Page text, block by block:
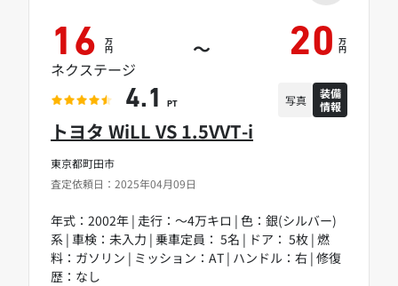
東京都町田市
査定依頼日：2025年04月09日
トヨタ WiLL VS 1.5VVT-i
年式：2002年 | 走行：～4万キロ | 色：銀(シルバー)
系 | 車検：未入力 | 乗車定員： 5名 | ドア： 5枚 | 燃
料：ガソリン | ミッション：AT | ハンドル：右 | 修復
歴：なし
16 万
円 ～ 20 万
円
ネクステージ
4.1 PT 写真
装備
情報